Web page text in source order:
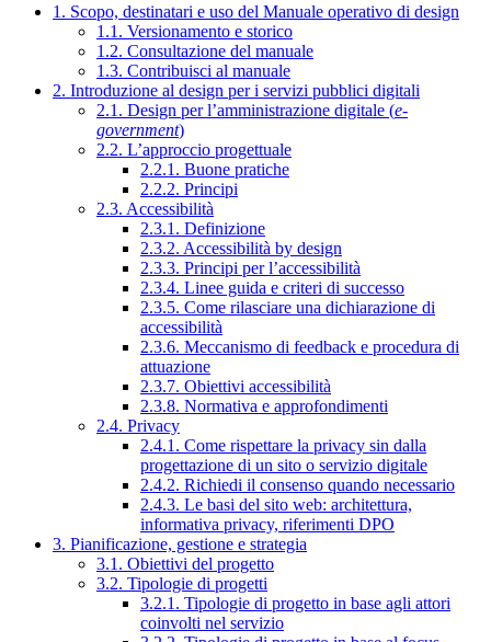
1. Scopo, destinatari e uso del Manuale operativo di design
1.1. Versionamento e storico
1.2. Consultazione del manuale
1.3. Contribuisci al manuale
2. Introduzione al design per i servizi pubblici digitali
2.1. Design per l’amministrazione digitale (e-
government)
2.2. L’approccio progettuale
2.2.1. Buone pratiche
2.2.2. Principi
2.3. Accessibilità
2.3.1. Definizione
2.3.2. Accessibilità by design
2.3.3. Principi per l’accessibilità
2.3.4. Linee guida e criteri di successo
2.3.5. Come rilasciare una dichiarazione di
accessibilità
2.3.6. Meccanismo di feedback e procedura di
attuazione
2.3.7. Obiettivi accessibilità
2.3.8. Normativa e approfondimenti
2.4. Privacy
2.4.1. Come rispettare la privacy sin dalla
progettazione di un sito o servizio digitale
2.4.2. Richiedi il consenso quando necessario
2.4.3. Le basi del sito web: architettura,
informativa privacy, riferimenti DPO
3. Pianificazione, gestione e strategia
3.1. Obiettivi del progetto
3.2. Tipologie di progetti
3.2.1. Tipologie di progetto in base agli attori
coinvolti nel servizio